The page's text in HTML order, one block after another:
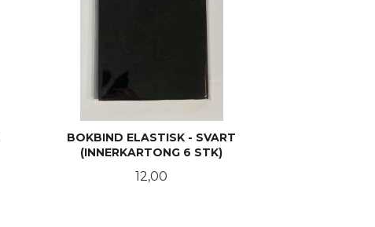
BOKBIND ELASTISK - SVART
(INNERKARTONG 6 STK)
Pris
12,00